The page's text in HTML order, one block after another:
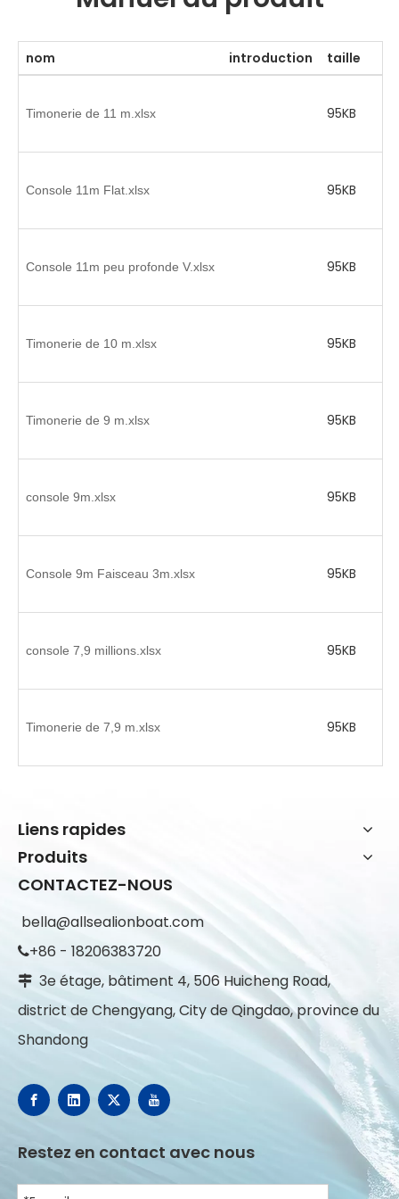
nom introduction taille
Timonerie de 11 m.xlsx 95KB
Console 11m Flat.xlsx 95KB
Console 11m peu profonde V.xlsx 95KB
Timonerie de 10 m.xlsx 95KB
Timonerie de 9 m.xlsx 95KB
console 9m.xlsx 95KB
Console 9m Faisceau 3m.xlsx 95KB
console 7,9 millions.xlsx 95KB
Timonerie de 7,9 m.xlsx 95KB
Liens rapides
Produits
CONTACTEZ-NOUS
bella@allsealionboat.com
+86 - 18206383720
 3e étage, bâtiment 4, 506 Huicheng Road,
district de Chengyang, City de Qingdao, province du
Shandong
Restez en contact avec nous